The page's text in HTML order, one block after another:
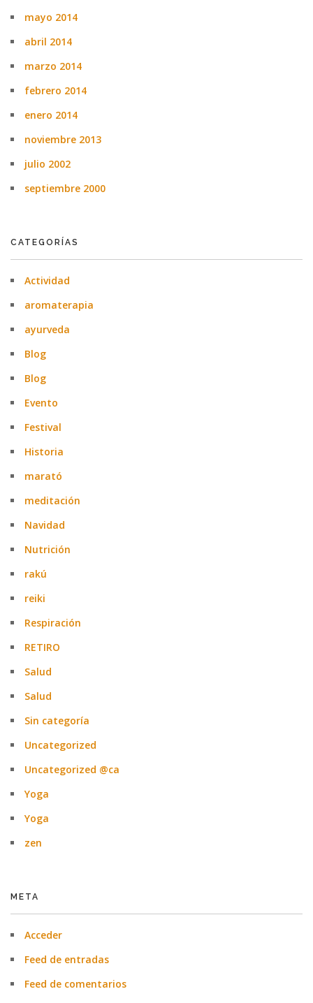
mayo 2014
abril 2014
marzo 2014
febrero 2014
enero 2014
noviembre 2013
julio 2002
septiembre 2000
CATEGORÍAS
Actividad
aromaterapia
ayurveda
Blog
Blog
Evento
Festival
Historia
marató
meditación
Navidad
Nutrición
rakú
reiki
Respiración
RETIRO
Salud
Salud
Sin categoría
Uncategorized
Uncategorized @ca
Yoga
Yoga
zen
META
Acceder
Feed de entradas
Feed de comentarios